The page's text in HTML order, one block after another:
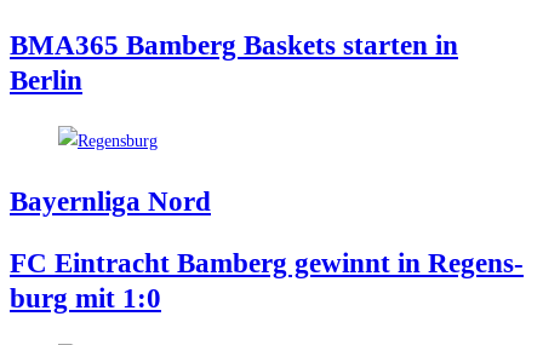
BMA365 Bam­berg Bas­kets star­ten in
Berlin
Bay­ern­li­ga Nord
FC Ein­tracht Bam­berg gewinnt in Regens­
burg mit 1:0